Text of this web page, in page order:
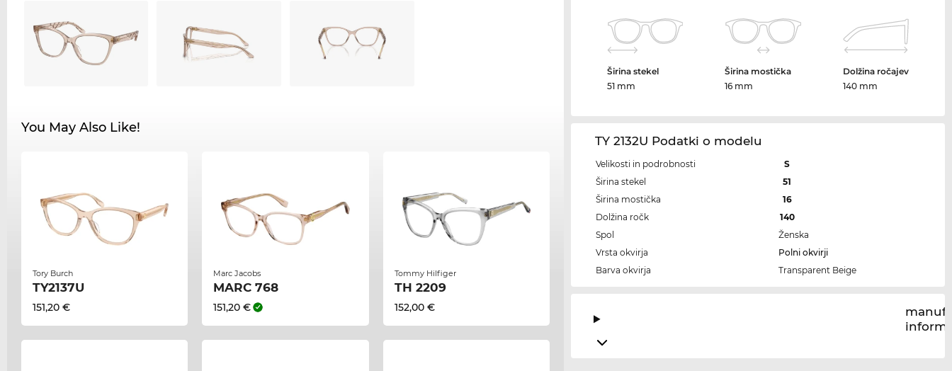
You May Also Like!
Tory Burch
TY2137U
151,20 €
Marc Jacobs
MARC 768
151,20 €
Tommy Hilfiger
TH 2209
152,00 €
Širina stekel
51 mm
Širina mostička
16 mm
Dolžina ročajev
140 mm
TY 2132U Podatki o modelu
Velikosti in podrobnosti
S
Širina stekel
51
Širina mostička
16
Dolžina ročk
140
Spol
Ženska
Vrsta okvirja
Polni okvirji
Barva okvirja
Transparent Beige